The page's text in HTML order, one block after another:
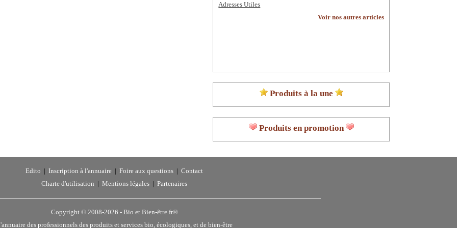
Adresses Utiles
Voir nos autres articles
Produits à la une
Produits en promotion
Edito Inscription à l'annuaire Foire aux questions
Contact
Charte d'utilisation
Mentions légales Partenaires
Copyright © 2008-2026 - Bio et Bien-être.fr®
des professionnels des produits et services bio, écologiques, et de bien-être